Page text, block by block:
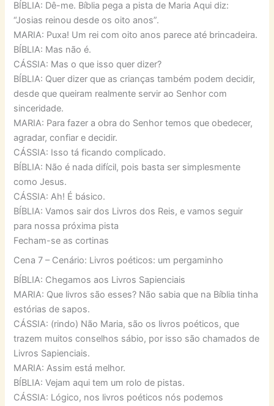
BÍBLIA: Dê-me. Bíblia pega a pista de Maria Aqui diz:
“Josias reinou desde os oito anos”.
MARIA: Puxa! Um rei com oito anos parece até brincadeira.
BÍBLIA: Mas não é.
CÁSSIA: Mas o que isso quer dizer?
BÍBLIA: Quer dizer que as crianças também podem decidir,
desde que queiram realmente servir ao Senhor com
sinceridade.
MARIA: Para fazer a obra do Senhor temos que obedecer,
agradar, confiar e decidir.
CÁSSIA: Isso tá ficando complicado.
BÍBLIA: Não é nada difícil, pois basta ser simplesmente
como Jesus.
CÁSSIA: Ah! É básico.
BÍBLIA: Vamos sair dos Livros dos Reis, e vamos seguir
para nossa próxima pista
Fecham-se as cortinas
Cena 7 – Cenário: Livros poéticos: um pergaminho
BÍBLIA: Chegamos aos Livros Sapienciais
MARIA: Que livros são esses? Não sabia que na Bíblia tinha
estórias de sapos.
CÁSSIA: (rindo) Não Maria, são os livros poéticos, que
trazem muitos conselhos sábio, por isso são chamados de
Livros Sapienciais.
MARIA: Assim está melhor.
BÍBLIA: Vejam aqui tem um rolo de pistas.
CÁSSIA: Lógico, nos livros poéticos nós podemos